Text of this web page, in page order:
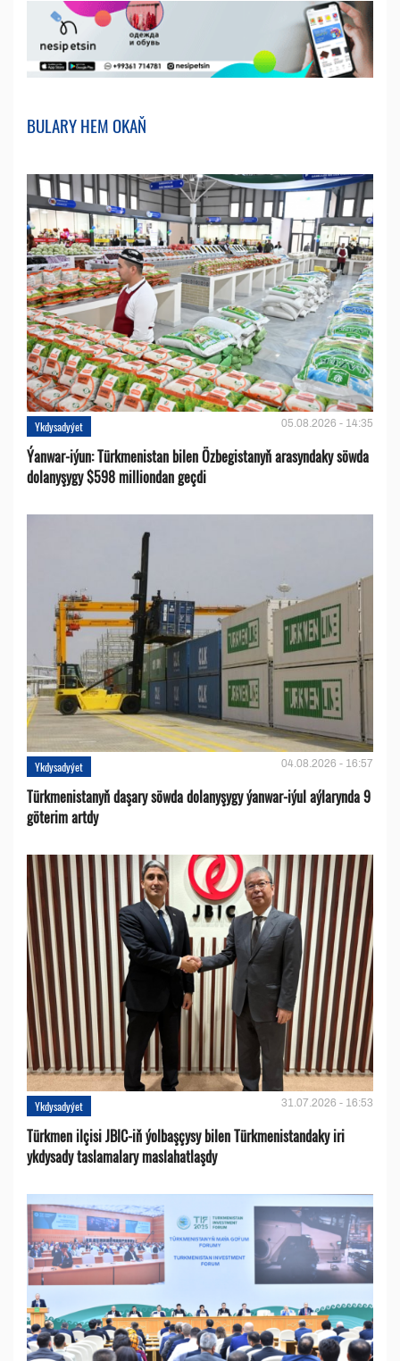
BULARY HEM OKAŇ
Ykdysadyýet 05.08.2026 - 14:35
Ýanwar-iýun: Türkmenistan bilen Özbegistanyň arasyndaky söwda
dolanyşygy $598 milliondan geçdi
Ykdysadyýet 04.08.2026 - 16:57
Türkmenistanyň daşary söwda dolanyşygy ýanwar-iýul aýlarynda 9
göterim artdy
Ykdysadyýet 31.07.2026 - 16:53
Türkmen ilçisi JBIC-iň ýolbaşçysy bilen Türkmenistandaky iri
ykdysady taslamalary maslahatlaşdy